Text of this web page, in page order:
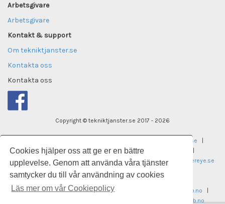
Cookies hjälper oss att ge er en bättre
upplevelse. Genom att använda våra tjänster
samtycker du till vår användning av cookies
Läs mer om vår Cookiepolicy
Arbetsgivare
Arbetsgivare
Kontakt & support
Om tekniktjanster.se
Kontakta oss
Kontakta oss
Copyright © tekniktjanster.se 2017 - 2026
undervisningsjobb.se
careereye.se|universitetsvakanser.se|
sjukvardsvakanser.se|careereye.se|itvakanser.se| careereye.se
laegekarriere.dk
legestillinger.no|helseogsosialjobb.no regnskapsjobb.no
universitetsjobb.no